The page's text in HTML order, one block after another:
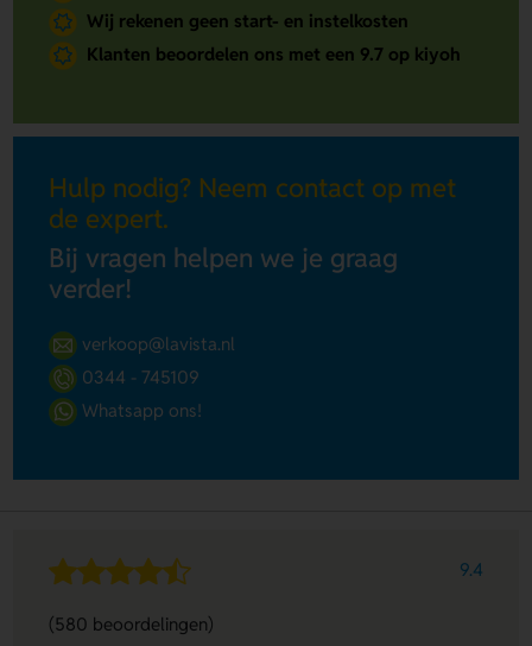
Wij rekenen geen start- en instelkosten
Klanten beoordelen ons met een 9.7 op kiyoh
Hulp nodig? Neem contact op met
de expert.
Bij vragen helpen we je graag
verder!
verkoop@lavista.nl
0344 - 745109
Whatsapp ons!
9.4
(580 beoordelingen)